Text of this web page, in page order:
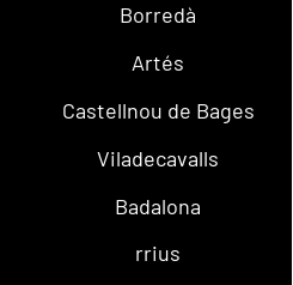
Borredà
Artés
Castellnou de Bages
Viladecavalls
Badalona
rrius